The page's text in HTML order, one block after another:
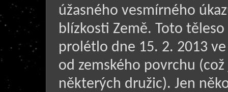
úžasného vesmírného
blízkosti Země. Toto
prolétlo dne 15. 2. 2013
od zemského povrchu
některých družic). Jen